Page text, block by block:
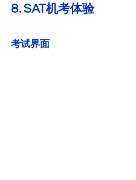
8. SAT机考体验
考试界面